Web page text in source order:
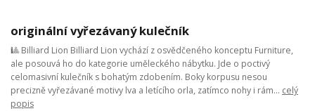
originální vyřezávaný kulečník
🎱 Billiard Lion Billiard Lion vychází z osvědčeného konceptu Furniture,
ale posouvá ho do kategorie uměleckého nábytku. Jde o poctivý
celomasivní kulečník s bohatým zdobením. Boky korpusu nesou
precizně vyřezávané motivy lva a letícího orla, zatímco nohy i rám... celý
popis